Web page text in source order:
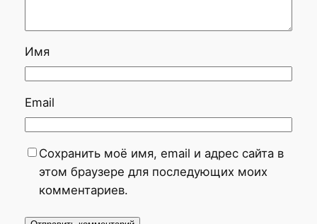
Имя
Email
Сохранить моё имя, email и адрес сайта в
этом браузере для последующих моих
комментариев.